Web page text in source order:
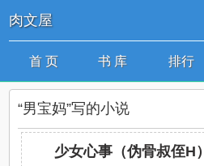
肉文屋
首 页 书 库 排行
“男宝妈”写的小说
少女心事（伪骨叔侄H）